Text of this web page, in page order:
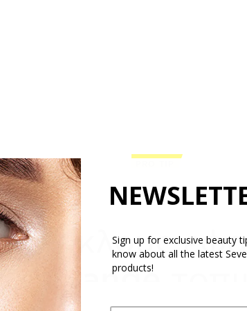
τους
κύκλους
5 Orange
Sign up for exclusive beauty
know about all the latest
products!